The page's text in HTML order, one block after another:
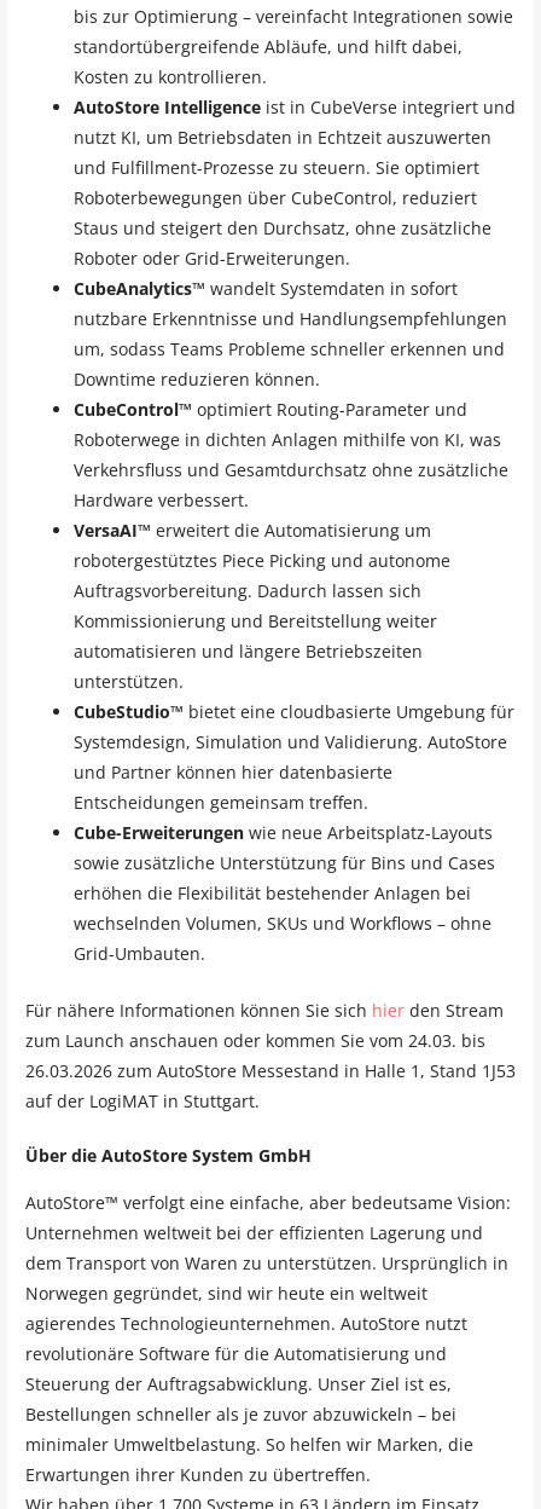
bis zur Optimierung – vereinfacht Integrationen sowie
standortübergreifende Abläufe, und hilft dabei,
Kosten zu kontrollieren.
AutoStore Intelligence ist in CubeVerse integriert und
nutzt KI, um Betriebsdaten in Echtzeit auszuwerten
und Fulfillment-Prozesse zu steuern. Sie optimiert
Roboterbewegungen über CubeControl, reduziert
Staus und steigert den Durchsatz, ohne zusätzliche
Roboter oder Grid-Erweiterungen.
CubeAnalytics™ wandelt Systemdaten in sofort
nutzbare Erkenntnisse und Handlungsempfehlungen
um, sodass Teams Probleme schneller erkennen und
Downtime reduzieren können.
CubeControl™ optimiert Routing-Parameter und
Roboterwege in dichten Anlagen mithilfe von KI, was
Verkehrsfluss und Gesamtdurchsatz ohne zusätzliche
Hardware verbessert.
VersaAI™ erweitert die Automatisierung um
robotergestütztes Piece Picking und autonome
Auftragsvorbereitung. Dadurch lassen sich
Kommissionierung und Bereitstellung weiter
automatisieren und längere Betriebszeiten
unterstützen.
CubeStudio™ bietet eine cloudbasierte Umgebung für
Systemdesign, Simulation und Validierung. AutoStore
und Partner können hier datenbasierte
Entscheidungen gemeinsam treffen.
Cube-Erweiterungen wie neue Arbeitsplatz-Layouts
sowie zusätzliche Unterstützung für Bins und Cases
erhöhen die Flexibilität bestehender Anlagen bei
wechselnden Volumen, SKUs und Workflows – ohne
Grid-Umbauten.
Für nähere Informationen können Sie sich hierden Stream
zum Launch anschauen oder kommen Sie vom 24.03. bis
26.03.2026 zum AutoStore Messestand in Halle 1, Stand 1J53
auf der LogiMAT in Stuttgart.
Über die AutoStore System GmbH
AutoStore™ verfolgt eine einfache, aber bedeutsame Vision:
Unternehmen weltweit bei der effizienten Lagerung und
dem Transport von Waren zu unterstützen. Ursprünglich in
Norwegen gegründet, sind wir heute ein weltweit
agierendes Technologieunternehmen. AutoStore nutzt
revolutionäre Software für die Automatisierung und
Steuerung der Auftragsabwicklung. Unser Ziel ist es,
Bestellungen schneller als je zuvor abzuwickeln – bei
minimaler Umweltbelastung. So helfen wir Marken, die
Erwartungen ihrer Kunden zu übertreffen.